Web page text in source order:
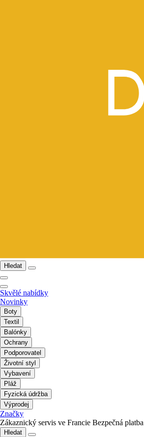
Hledat
Skvělé nabídky
Novinky
Boty
Textil
Balónky
Ochrany
Podporovatel
Životní styl
Vybavení
Pláž
Fyzická údržba
Výprodej
Značky
Zákaznický servis ve Francie Bezpečná platba
Hledat